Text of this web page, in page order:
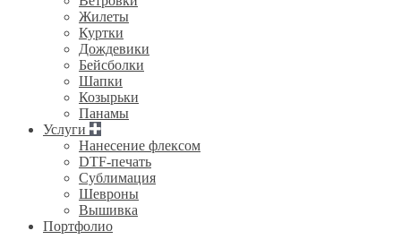
Жилеты
Куртки
Дождевики
Бейсболки
Шапки
Козырьки
Панамы
Услуги
Нанесение флексом
DTF-печать
Сублимация
Шевроны
Вышивка
Портфолио